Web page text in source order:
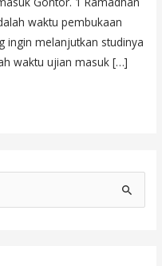
waktu pembukaan
ingin melanjutkan studinya
waktu ujian masuk […]